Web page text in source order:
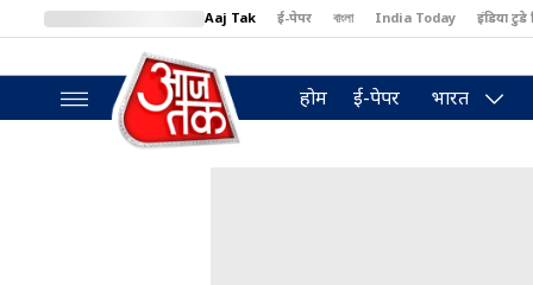
Aaj Tak ई-पेपर বাংলা India Today इंडिया टुडे
BT Bazaar
होम ई-पेपर भारत